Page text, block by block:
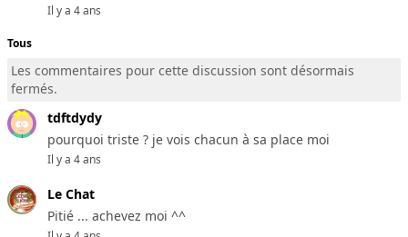
Il y a 4 ans
Tous
Les commentaires pour cette discussion sont désormais
fermés.
tdftdydy
pourquoi triste ? je vois chacun à sa place moi
Il y a 4 ans
Le Chat
Pitié ... achevez moi ^^